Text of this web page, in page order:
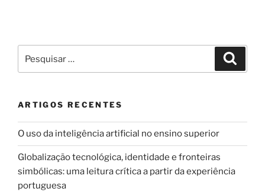
por:
ARTIGOS RECENTES
O uso da inteligência artificial no ensino superior
Globalização tecnológica, identidade e fronteiras
simbólicas: uma leitura crítica a partir da experiência
portuguesa